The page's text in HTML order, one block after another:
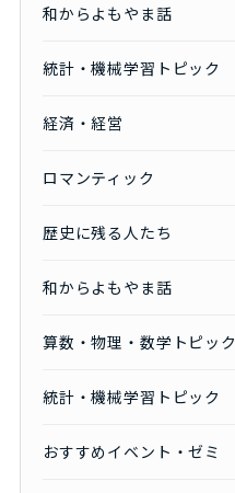
和からよもやま話
統計・機械学習トピック
経済・経営
ロマンティック
歴史に残る人たち
和からよもやま話
算数・物理・数学トピック
統計・機械学習トピック
おすすめイベント・ゼミ